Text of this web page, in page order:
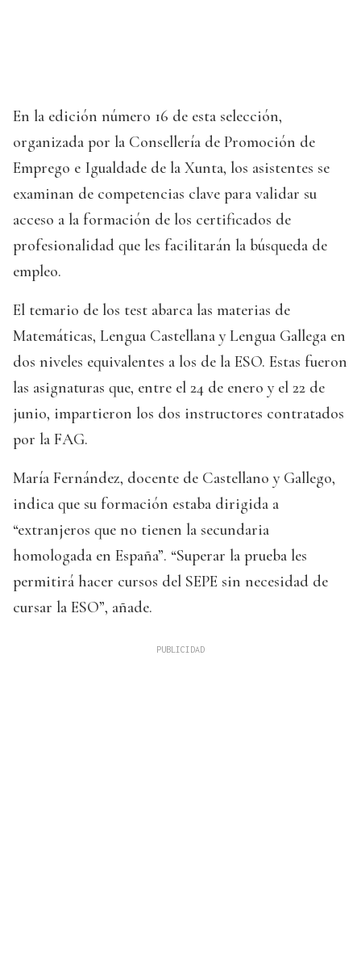
En la edición número 16 de esta selección,
organizada por la Consellería de Promoción de
Emprego e Igualdade de la Xunta, los asistentes se
examinan de competencias clave para validar su
acceso a la formación de los certificados de
profesionalidad que les facilitarán la búsqueda de
empleo.
El temario de los test abarca las materias de
Matemáticas, Lengua Castellana y Lengua Gallega en
dos niveles equivalentes a los de la ESO. Estas fueron
las asignaturas que, entre el 24 de enero y el 22 de
junio, impartieron los dos instructores contratados
por la FAG.
María Fernández, docente de Castellano y Gallego,
indica que su formación estaba dirigida a
“extranjeros que no tienen la secundaria
homologada en España”. “Superar la prueba les
permitirá hacer cursos del SEPE sin necesidad de
cursar la ESO”, añade.